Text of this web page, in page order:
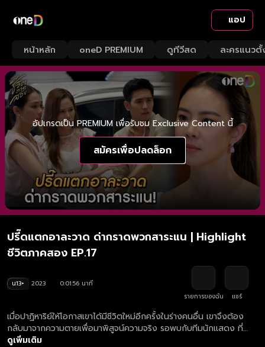
แอป
หน้าหลัก oneD PREMIUM ดูทีวีสด ละครแนวตั้
อัปเกรดเป็น PREMIUM เพื่อรับชม Exclusive Content นี้
สมัครเพื่อปลดล็อก
ปรี๊ดแตกอาละวาด ด่ากราดพวกสาระแน | Highlight
ชีวิตภาคสอง EP.17
น13+ 2023
0:01:56 นาที
รายการของฉัน
แชร์
เมื่อปาฏิหาริย์ให้โอกาสเขาได้มีชีวิตใหม่อีกครั้งในร่างคนอื่น เขาจึงต้อง
กลับมาจากความตายเพื่อมาพิสูจน์ความจริง รอพบกับทีมนักแสดง ที่
พร้อมระเบิดบทบาทสุดเข้มข้น และเรื่องราวสุดจะคาดเดา ติดตามชม
ดูเพิ่มเติม